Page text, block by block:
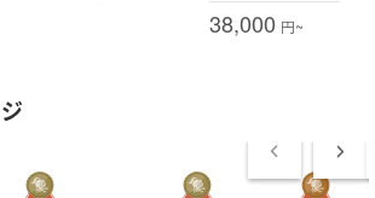
38,000 円~